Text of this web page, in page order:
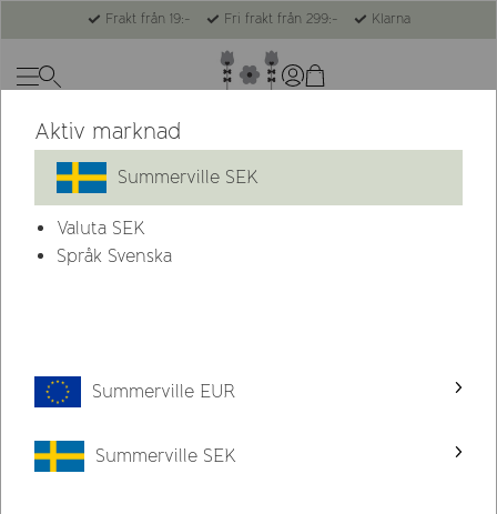
Frakt från 19:- Fri frakt från 299:- Klarna
Aktiv marknad
Summerville SEK
Valuta SEK
Språk Svenska
Summerville EUR
Summerville SEK